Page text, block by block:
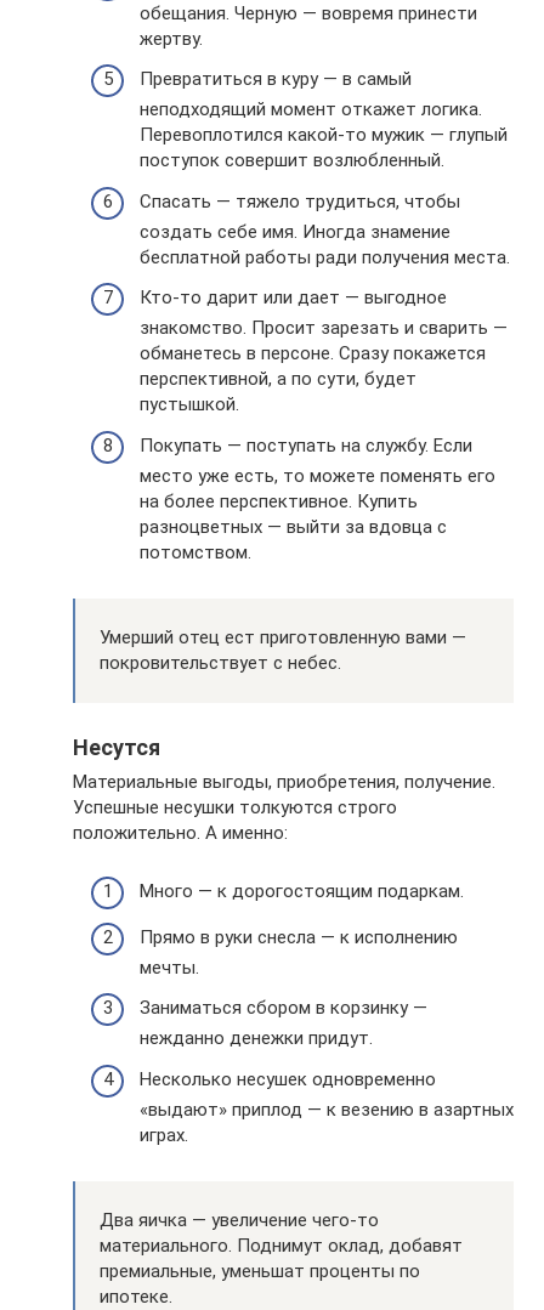
обещания. Черную — вовремя принести
жертву.
Превратиться в куру — в самый
неподходящий момент откажет логика.
Перевоплотился какой-то мужик — глупый
поступок совершит возлюбленный.
Спасать — тяжело трудиться, чтобы
создать себе имя. Иногда знамение
бесплатной работы ради получения места.
Кто-то дарит или дает — выгодное
знакомство. Просит зарезать и сварить —
обманетесь в персоне. Сразу покажется
перспективной, а по сути, будет
пустышкой.
Покупать — поступать на службу. Если
место уже есть, то можете поменять его
на более перспективное. Купить
разноцветных — выйти за вдовца с
потомством.
Умерший отец ест приготовленную вами —
покровительствует с небес.
Несутся
Материальные выгоды, приобретения, получение.
Успешные несушки толкуются строго
положительно. А именно:
Много — к дорогостоящим подаркам.
Прямо в руки снесла — к исполнению
мечты.
Заниматься сбором в корзинку —
нежданно денежки придут.
Несколько несушек одновременно
«выдают» приплод — к везению в азартных
играх.
Два яичка — увеличение чего-то
материального. Поднимут оклад, добавят
премиальные, уменьшат проценты по
ипотеке.